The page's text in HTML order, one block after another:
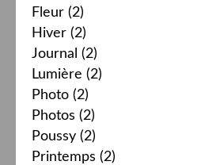
Fleur (2)
Hiver (2)
Journal (2)
Lumière (2)
Photo (2)
Photos (2)
Poussy (2)
Printemps (2)